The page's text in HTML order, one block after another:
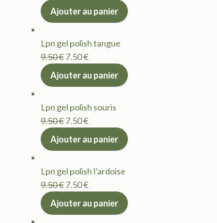
prix
9.50 €.
actuel
7.50 €.
Ajouter au panier
Lpn gel polish tangue
9.50€Le
prix
9.50 €.
7.50€Le
actuel
7.50 €.
Ajouter au panier
Lpn gel polish souris
9.50€Le
prix
9.50 €.
7.50€Le
actuel
7.50 €.
Ajouter au panier
Lpn gel polish l’ardoise
9.50€Le
prix
7.50€Le
actuel
Ajouter au panier